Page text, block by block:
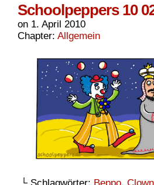
Schoolpeppers 10
on 1. April 2010
Chapter: Allgemein